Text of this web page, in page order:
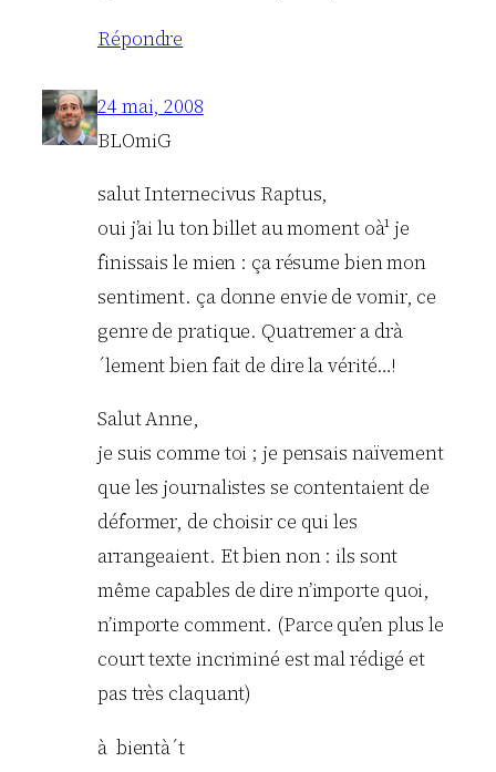
Répondre
24 mai, 2008
BLOmiG
salut Internecivus Raptus,
oui j’ai lu ton billet au moment oà¹ je
finissais le mien : ça résume bien mon
sentiment. ça donne envie de vomir, ce
genre de pratique. Quatremer a drà
´lement bien fait de dire la vérité…!
Salut Anne,
je suis comme toi ; je pensais naïvement
que les journalistes se contentaient de
déformer, de choisir ce qui les
arrangeaient. Et bien non : ils sont
même capables de dire n’importe quoi,
n’importe comment. (Parce qu’en plus le
court texte incriminé est mal rédigé et
pas très claquant)
à bientà´t